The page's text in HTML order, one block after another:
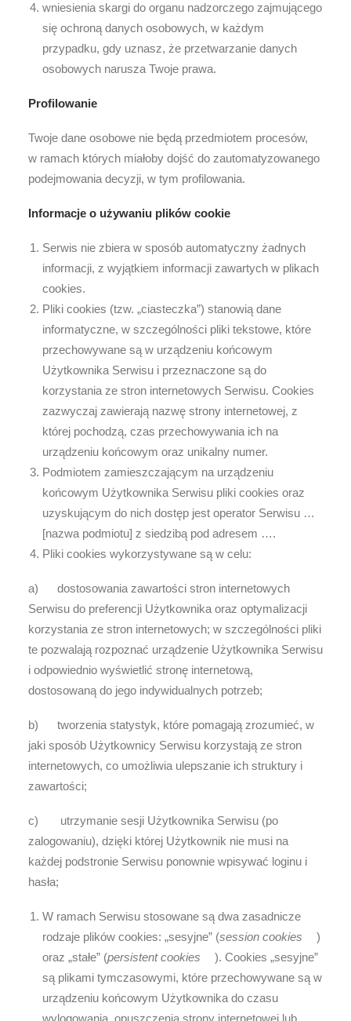
wniesienia skargi do organu nadzorczego zajmującego
się ochroną danych osobowych, w każdym
przypadku, gdy uznasz, że przetwarzanie danych
osobowych narusza Twoje prawa.
Profilowanie
Twoje dane osobowe nie będą przedmiotem procesów,
w ramach których miałoby dojść do zautomatyzowanego
podejmowania decyzji, w tym profilowania.
Informacje o używaniu plików cookie
Serwis nie zbiera w sposób automatyczny żadnych
informacji, z wyjątkiem informacji zawartych w plikach
cookies.
Pliki cookies (tzw. „ciasteczka”) stanowią dane
informatyczne, w szczególności pliki tekstowe, które
przechowywane są w urządzeniu końcowym
Użytkownika Serwisu i przeznaczone są do
korzystania ze stron internetowych Serwisu. Cookies
zazwyczaj zawierają nazwę strony internetowej, z
której pochodzą, czas przechowywania ich na
urządzeniu końcowym oraz unikalny numer.
Podmiotem zamieszczającym na urządzeniu
końcowym Użytkownika Serwisu pliki cookies oraz
uzyskującym do nich dostęp jest operator Serwisu …
[nazwa podmiotu] z siedzibą pod adresem ….
Pliki cookies wykorzystywane są w celu:
a) dostosowania zawartości stron internetowych
Serwisu do preferencji Użytkownika oraz optymalizacji
korzystania ze stron internetowych; w szczególności pliki
te pozwalają rozpoznać urządzenie Użytkownika Serwisu
i odpowiednio wyświetlić stronę internetową,
dostosowaną do jego indywidualnych potrzeb;
b) tworzenia statystyk, które pomagają zrozumieć, w
jaki sposób Użytkownicy Serwisu korzystają ze stron
internetowych, co umożliwia ulepszanie ich struktury i
zawartości;
c) utrzymanie sesji Użytkownika Serwisu (po
zalogowaniu), dzięki której Użytkownik nie musi na
każdej podstronie Serwisu ponownie wpisywać loginu i
hasła;
W ramach Serwisu stosowane są dwa zasadnicze
rodzaje plików cookies: „sesyjne” (session cookies
)
oraz „stałe” (persistent cookies
). Cookies „sesyjne”
są plikami tymczasowymi, które przechowywane są w
urządzeniu końcowym Użytkownika do czasu
wylogowania, opuszczenia strony internetowej lub